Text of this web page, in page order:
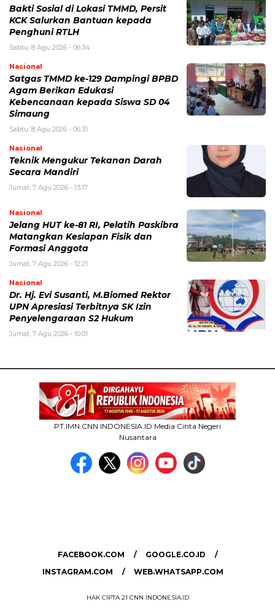
Bakti Sosial di Lokasi TMMD, Persit
KCK Salurkan Bantuan kepada
Penghuni RTLH
Sabtu, 8 Agu 2026 - 06:34
Nasional
Satgas TMMD ke-129 Dampingi BPBD
Agam Berikan Edukasi
Kebencanaan kepada Siswa SD 04
Simaung
Sabtu, 8 Agu 2026 - 06:31
Nasional
Teknik Mengukur Tekanan Darah
Secara Mandiri
Jumat, 7 Agu 2026 - 13:17
Nasional
Jelang HUT ke-81 RI, Pelatih Paskibra
Matangkan Kesiapan Fisik dan
Formasi Anggota
Jumat, 7 Agu 2026 - 12:21
Nasional
Dr. Hj. Evi Susanti, M.Biomed Rektor
UPN Apresiasi Terbitnya SK Izin
Penyelengaraan S2 Hukum
Jumat, 7 Agu 2026 - 10:01
PT.IMN CNN INDONESIA.ID Media Cinta Negeri
Nusantara
FACEBOOK.COM
GOOGLE.CO.ID
INSTAGRAM.COM
WEB.WHATSAPP.COM
HAK CIPTA 21 CNN INDONESIA.ID